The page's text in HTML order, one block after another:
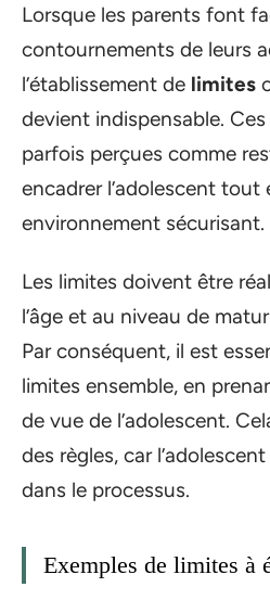
Lorsque les parents font
contournements de leurs
l’établissement de limites
devient indispensable.
parfois perçues comme
encadrer l’adolescent
environnement sécurisant.
Les limites doivent être
l’âge et au niveau de
Par conséquent, il est
limites ensemble, en
de vue de l’adolescent.
des règles, car
dans le processus.
Exemples de limites à